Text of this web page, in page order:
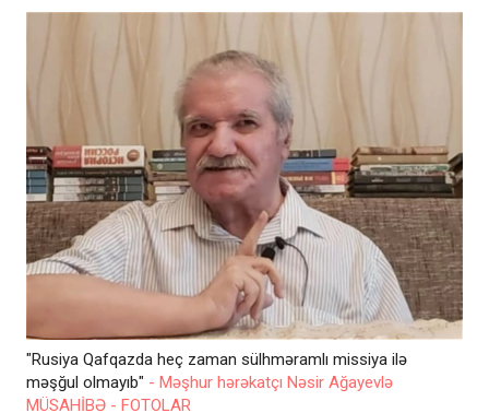
"Rusiya Qafqazda heç zaman sülhməramlı missiya ilə
məşğul olmayıb" - Məşhur hərəkatçı Nəsir Ağayevlə
MÜSAHİBƏ - FOTOLAR